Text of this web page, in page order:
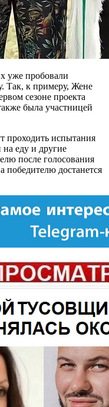
уже пробовали
Так, к примеру, Жене
сезоне проекта
была участницей
проходить испытания
еду и другие
после голосования
победителю достанется